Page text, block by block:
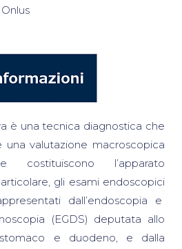
è una tecnica diagnostica che
valutazione macroscopica
l’apparato
gli esami endoscopici
dall’endoscopia e
(EGDS) deputata allo
e duodeno, e dalla